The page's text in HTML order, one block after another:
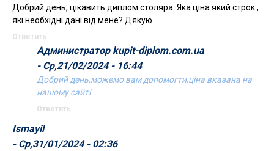
Добрий день, цікавить диплом столяра. Яка ціна який строк ,
які необхідні дані від мене? Дякую
Ответить
Администратор kupit-diplom.com.ua
- Ср,21/02/2024 - 16:44
Добрий день,можемо вам допомогти,ціна вказана на
нашому сайті
Ответить
Ismayil
- Ср,31/01/2024 - 02:36